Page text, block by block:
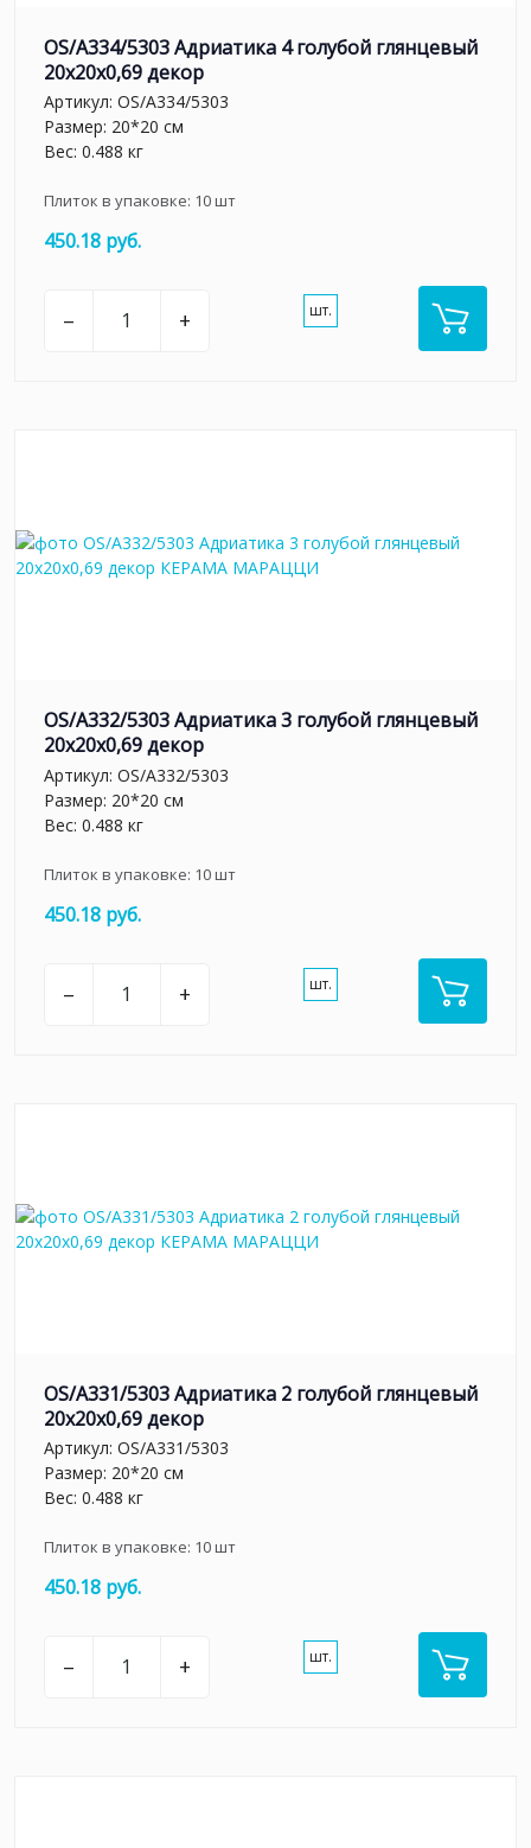
OS/A334/5303 Адриатика 4 голубой глянцевый
20x20x0,69 декор
Артикул: OS/A334/5303
Размер: 20*20 см
Вес: 0.488 кг
Плиток в упаковке: 10шт
450.18 руб.
– + шт.
OS/A332/5303 Адриатика 3 голубой глянцевый
20x20x0,69 декор
Артикул: OS/A332/5303
Размер: 20*20 см
Вес: 0.488 кг
Плиток в упаковке: 10шт
450.18 руб.
– + шт.
OS/A331/5303 Адриатика 2 голубой глянцевый
20x20x0,69 декор
Артикул: OS/A331/5303
Размер: 20*20 см
Вес: 0.488 кг
Плиток в упаковке: 10шт
450.18 руб.
– + шт.